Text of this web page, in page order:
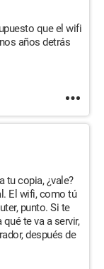
que el wifi
años detrás
tu copia, ¿vale?
El wifi, como tú
punto. Si te
te va a servir,
después de